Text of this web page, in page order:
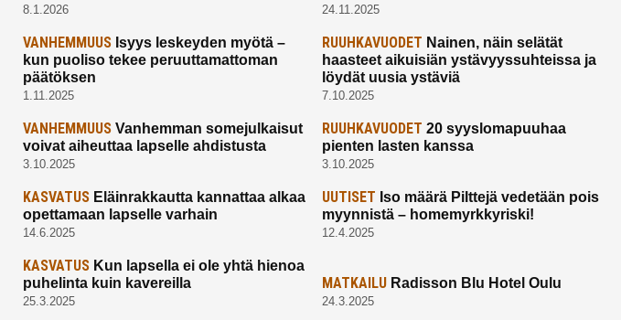
8.1.2026 24.11.2025
VANHEMMUUS Isyys leskeyden myötä –
kun puoliso tekee peruuttamattoman
päätöksen
1.11.2025
RUUHKAVUODET Nainen, näin selätät
haasteet aikuisiän ystävyyssuhteissa ja
löydät uusia ystäviä
7.10.2025
VANHEMMUUS Vanhemman somejulkaisut
voivat aiheuttaa lapselle ahdistusta
3.10.2025
RUUHKAVUODET 20 syyslomapuuhaa
pienten lasten kanssa
3.10.2025
KASVATUS Eläinrakkautta kannattaa alkaa
opettamaan lapselle varhain
14.6.2025
UUTISET Iso määrä Pilttejä vedetään pois
myynnistä – homemyrkkyriski!
12.4.2025
KASVATUS Kun lapsella ei ole yhtä hienoa
puhelinta kuin kavereilla
25.3.2025
MATKAILU Radisson Blu Hotel Oulu
24.3.2025